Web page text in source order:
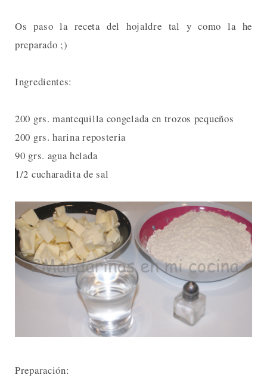
Os paso la receta del hojaldre tal y como la he
preparado ;)
Ingredientes:
200 grs. mantequilla congelada en trozos pequeños
200 grs. harina reposteria
90 grs. agua helada
1/2 cucharadita de sal
Preparación: